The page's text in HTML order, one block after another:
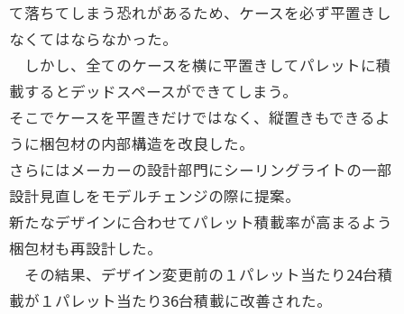
て落ちてしまう恐れがあるため、ケースを必ず平置きし
なくてはならなかった。
しかし、全てのケースを横に平置きしてパレットに積
載するとデッドスペースができてしまう。
そこでケースを平置きだけではなく、縦置きもできるよ
うに梱包材の内部構造を改良した。
さらにはメーカーの設計部門にシーリングライトの一部
設計見直しをモデルチェンジの際に提案。
新たなデザインに合わせてパレット積載率が高まるよう
梱包材も再設計した。
その結果、デザイン変更前の１パレット当たり24台積
載が１パレット当たり36台積載に改善された。